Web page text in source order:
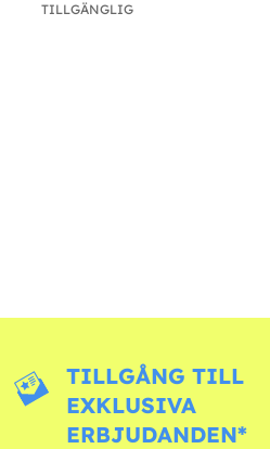
TILLGÄNGLIG
TILLGÅNG TILL
EXKLUSIVA
ERBJUDANDEN*